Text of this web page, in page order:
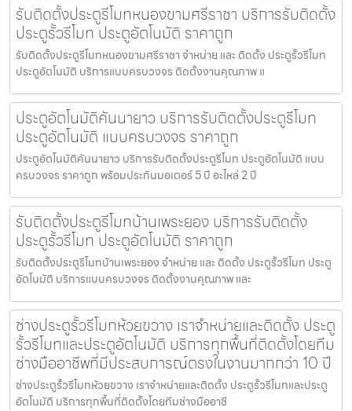
รับติดตั้งประตูรีโมทหนองขามศรีราชา บริการรับติดตั้ง
ประตูรั้วรีโมท ประตูอัตโนมัติ ราคาถูก
รับติดตั้งประตูรีโมทหนองขามศรีราชา จำหน่าย และ ติดตั้ง ประตูรั้วรีโมท
ประตูอัตโนมัติ บริการแบบครบวงจร ติดตั้งงานคุณภาพ แ
ประตูอัตโนมัติคันนายาว บริการรับติดตั้งประตูรีโมท
ประตูอัตโนมัติ แบบครบวงจร ราคาถูก
ประตูอัตโนมัติคันนายาว บริการรับติดตั้งประตูรีโมท ประตูอัตโนมัติ แบบ
ครบวงจร ราคาถูก พร้อมประกันมอเตอร์ 5 ปี อะไหล่ 2 ปี
รับติดตั้งประตูรีโมทบ้านเพระยอง บริการรับติดตั้ง
ประตูรั้วรีโมท ประตูอัตโนมัติ ราคาถูก
รับติดตั้งประตูรีโมทบ้านเพระยอง จำหน่าย และ ติดตั้ง ประตูรั้วรีโมท ประตู
อัตโนมัติ บริการแบบครบวงจร ติดตั้งงานคุณภาพ และ
ช่างประตูรั้วรีโมทห้วยขวาง เราจำหน่ายและติดตั้ง ประตู
รั้วรีโมทและประตูอัตโนมัติ บริการทุกพื้นที่ติดตั้งโดยทีม
ช่างมืออาชีพที่มีประสบการณ์ตรงในงานมากกว่า 10 ปี
ช่างประตูรั้วรีโมทห้วยขวาง เราจำหน่ายและติดตั้ง ประตูรั้วรีโมทและประตู
อัตโนมัติ บริการทุกพื้นที่ติดตั้งโดยทีมช่างมืออาชี